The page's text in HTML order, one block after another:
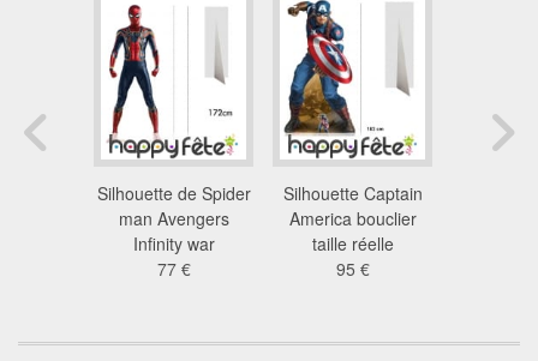
Silhouette de Spider
man Avengers
Infinity war
77 €
Silhouette Captain
America bouclier
taille réelle
95 €